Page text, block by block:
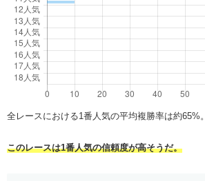
全レースにおける1番人気の平均複勝率は約65%。
このレースは1番人気の信頼度が高そうだ。